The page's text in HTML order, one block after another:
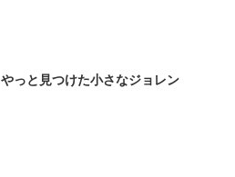
やっと見つけた小さなジョレン